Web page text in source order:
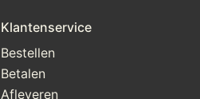
Klantenservice
Bestellen
Betalen
Afleveren